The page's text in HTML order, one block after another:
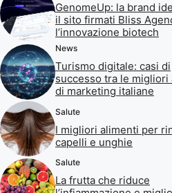
GenomeUp: la brand
il sito firmati Bliss
l’innovazione biotech
News
Turismo digitale: casi di
successo tra le migliori
di marketing italiane
Salute
I migliori alimenti per
capelli e unghie
Salute
La frutta che riduce